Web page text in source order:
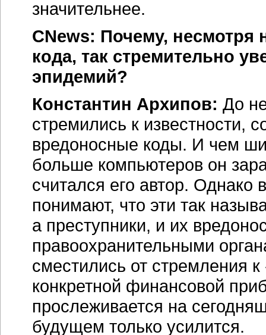
значительнее.
CNews: Почему, несмотря
кода, так стремительно
эпидемий?
Константин Архипов: До
стремились к известности,
вредоносные коды. И чем
больше компьютеров он
считался его автор. Однако
понимают, что эти так
а преступники, и их
правоохранительными
сместились от стремления
конкретной финансовой
прослеживается на
будущем только усилится.